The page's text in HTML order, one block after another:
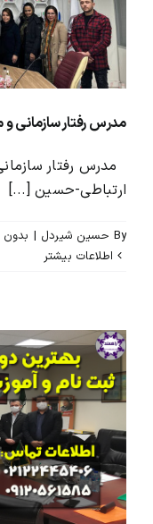
مدرس رفتار سازمانی
مدرس رفتار
ارتباطی-حسین [...]
By حسین شیردل | بدون
اطلاعات بیشتر